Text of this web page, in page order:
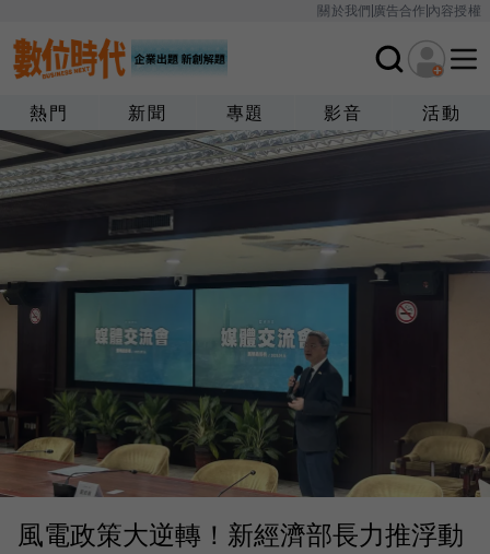
關於我們廣告合作內容授權
熱門 新聞 專題 影音 活動
風電政策大逆轉！新經濟部長力推浮動